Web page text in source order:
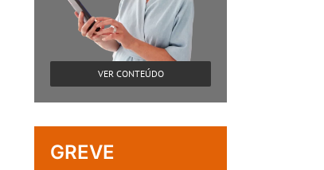
VER CONTEÚDO
GREVE